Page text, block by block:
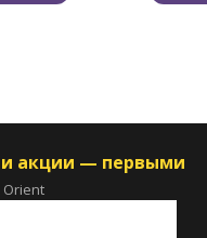
акции — первыми
Orient